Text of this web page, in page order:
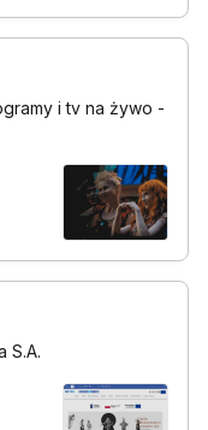
i tv na żywo -
S.A.